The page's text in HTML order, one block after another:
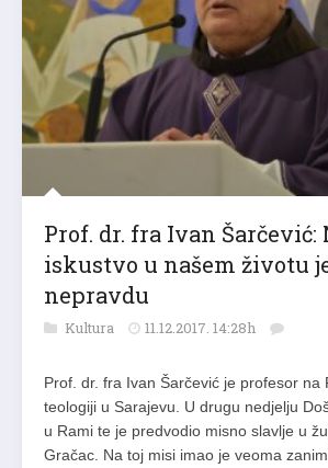
Prof. dr. fra Ivan Šarčević:
iskustvo u našem životu
nepravdu
Kultura 11.12.2017. 14:28h
Prof. dr. fra Ivan Šarčević je profesor na
teologiji u Sarajevu. U drugu nedjelju
u Rami te je predvodio misno slavlje u
Gračac. Na toj misi imao je veoma